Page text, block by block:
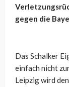
gegen die
Das Schalker
einfach nicht
Leipzig wird